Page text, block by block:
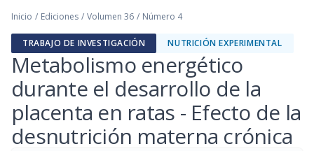
Inicio / Ediciones / Volumen 36 / Número 4
TRABAJO DE INVESTIGACIÓN NUTRICIÓN EXPERIMENTAL
Metabolismo energético
durante el desarrollo de la
placenta en ratas - Efecto de la
desnutrición materna crónica